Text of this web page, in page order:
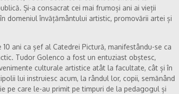
Și-a consacrat cei mai frumoși ani ai vieții
domeniul învățământului artistic, promovării artei și
ani ca șef al Catedrei Pictură, manifestându-se ca
Tudor Golenco a fost un entuziast obștesc,
culturale artistice atât la facultate, cât și în
lui instruiesc acum, la rândul lor, copii, semănând
pe care le-au primit pe timpuri de la pedagogul și